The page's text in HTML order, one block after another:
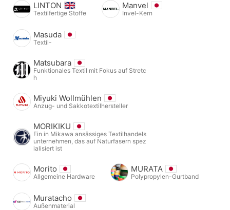
LINTON
Textilfertige Stoffe
Manvel
Invel-Kern
Masuda
Textil-
Matsubara
Funktionales Textil mit Fokus auf Stretc
h
Miyuki Wollmühlen
Anzug- und Sakkotextilhersteller
MORIKIKU
Ein in Mikawa ansässiges Textilhandels
unternehmen, das auf Naturfasern spez
ialisiert ist
Morito
Allgemeine Hardware
MURATA
Polypropylen-Gurtband
Muratacho
Außenmaterial